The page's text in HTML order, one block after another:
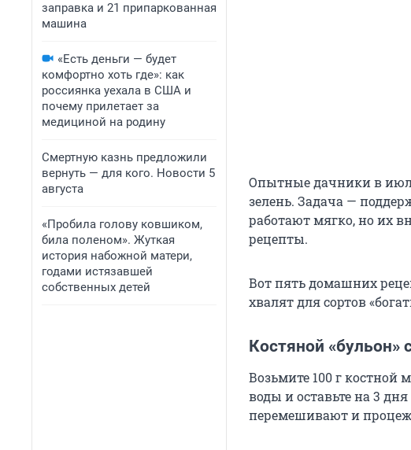
заправка и 21 припаркованная
машина
«Есть деньги — будет
комфортно хоть где»: как
россиянка уехала в США и
почему прилетает за
медициной на родину
Смертную казнь предложили
вернуть — для кого. Новости 5
августа
«Пробила голову ковшиком,
била поленом». Жуткая
история набожной матери,
годами истязавшей
собственных детей
Опытные дачники в
зелень. Задача —
работают мягко, но их
рецепты.
Вот пять домашних
хвалят для сортов
Костяной
Возьмите 100 г костной
воды и оставьте на 3
перемешивают и